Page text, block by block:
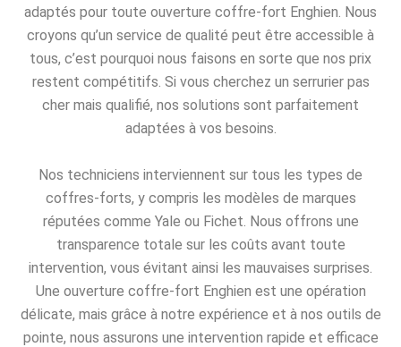
adaptés pour toute ouverture coffre-fort Enghien. Nous
croyons qu’un service de qualité peut être accessible à
tous, c’est pourquoi nous faisons en sorte que nos prix
restent compétitifs. Si vous cherchez un serrurier pas
cher mais qualifié, nos solutions sont parfaitement
adaptées à vos besoins.
Nos techniciens interviennent sur tous les types de
coffres-forts, y compris les modèles de marques
réputées comme Yale ou Fichet. Nous offrons une
transparence totale sur les coûts avant toute
intervention, vous évitant ainsi les mauvaises surprises.
Une ouverture coffre-fort Enghien est une opération
délicate, mais grâce à notre expérience et à nos outils de
pointe, nous assurons une intervention rapide et efficace